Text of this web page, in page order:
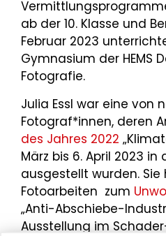
ab der 10. Klasse und
Februar 2023
Gymnasium der HEMS
Fotografie.
Julia Essl war eine von
Fotograf*innen, deren
des Jahres 2022
März bis 6. April 2023
ausgestellt wurden.
Fotoarbeiten zum
„Anti-Abschiebe-
Ausstellung im